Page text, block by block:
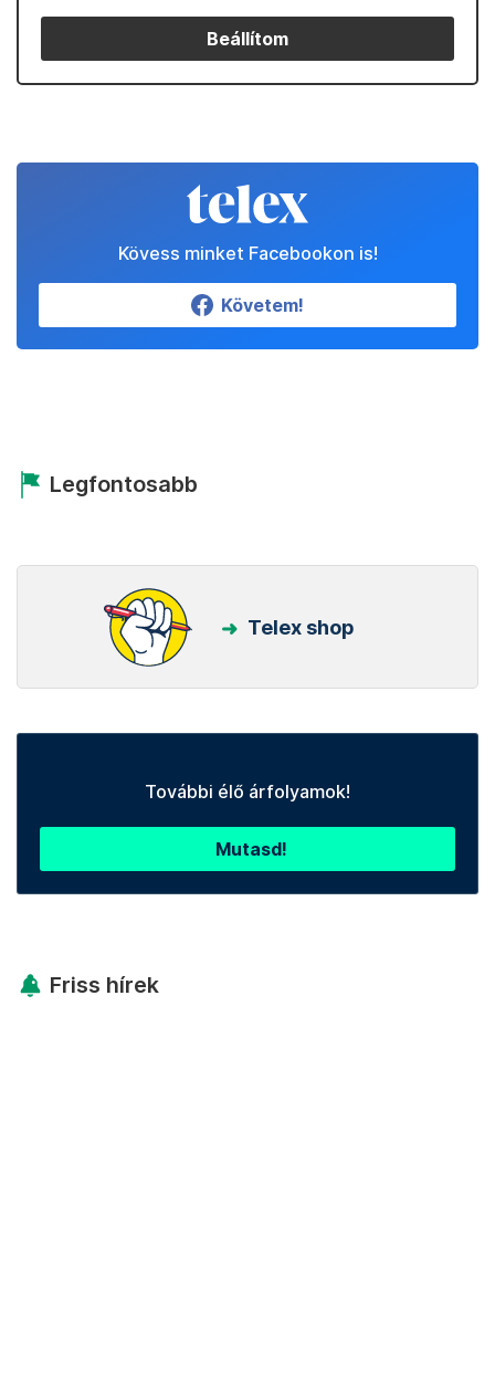
Beállítom
Kövess minket Facebookon is!
Követem!
Legfontosabb
Telex shop
További élő árfolyamok!
Mutasd!
Friss hírek